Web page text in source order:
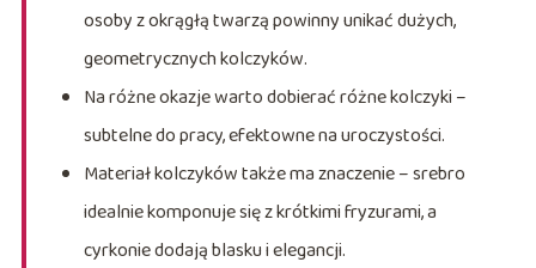
osoby z okrągłą twarzą powinny unikać dużych,
geometrycznych kolczyków.
Na różne okazje warto dobierać różne kolczyki –
subtelne do pracy, efektowne na uroczystości.
Materiał kolczyków także ma znaczenie – srebro
idealnie komponuje się z krótkimi fryzurami, a
cyrkonie dodają blasku i elegancji.